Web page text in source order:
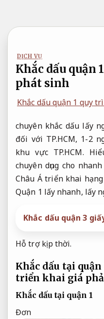
nội
DỊCH VỤ
Khắc dấu quận
phát sinh
Khắc dấu quận 1 quy
chuyên khắc dấu lấy
đối với TP.HCM, 1-2
khu vực TP.HCM.
chuyên dụng cho
Châu Á triển khai hạng
Quận 1 lấy nhanh, lấy
Khắc dấu quận 3
Hỗ trợ kịp thời.
Khắc dấu tại
triển khai giá
Khắc dấu tại quận 1